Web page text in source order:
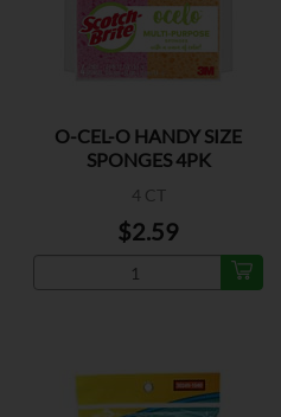
O-CEL-O HANDY SIZE
SPONGES 4PK
4 CT
$2.59